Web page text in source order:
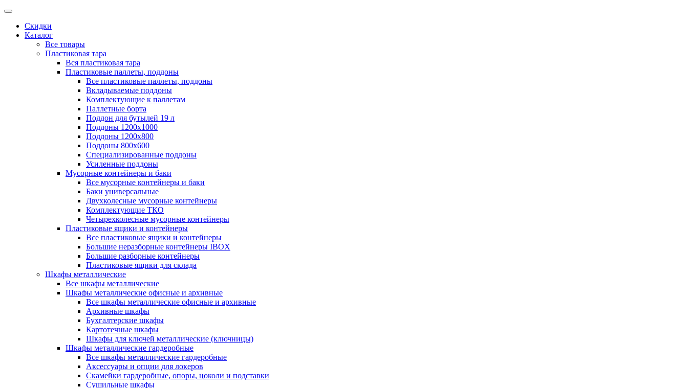
Скидки
Каталог
Все товары
Пластиковая тара
Вся пластиковая тара
Пластиковые паллеты, поддоны
Все пластиковые паллеты, поддоны
Вкладываемые поддоны
Комплектующие к паллетам
Паллетные борта
Поддон для бутылей 19 л
Поддоны 1200х1000
Поддоны 1200х800
Поддоны 800х600
Специализированные поддоны
Усиленные поддоны
Мусорные контейнеры и баки
Все мусорные контейнеры и баки
Баки универсальные
Двухколесные мусорные контейнеры
Комплектующие ТКО
Четырехколесные мусорные контейнеры
Пластиковые ящики и контейнеры
Все пластиковые ящики и контейнеры
Большие неразборные контейнеры IBOX
Большие разборные контейнеры
Пластиковые ящики для склада
Шкафы металлические
Все шкафы металлические
Шкафы металлические офисные и архивные
Все шкафы металлические офисные и архивные
Архивные шкафы
Бухгалтерские шкафы
Картотечные шкафы
Шкафы для ключей металлические (ключницы)
Шкафы металлические гардеробные
Все шкафы металлические гардеробные
Аксессуары и опции для локеров
Скамейки гардеробные, опоры, цоколи и подставки
Сушильные шкафы